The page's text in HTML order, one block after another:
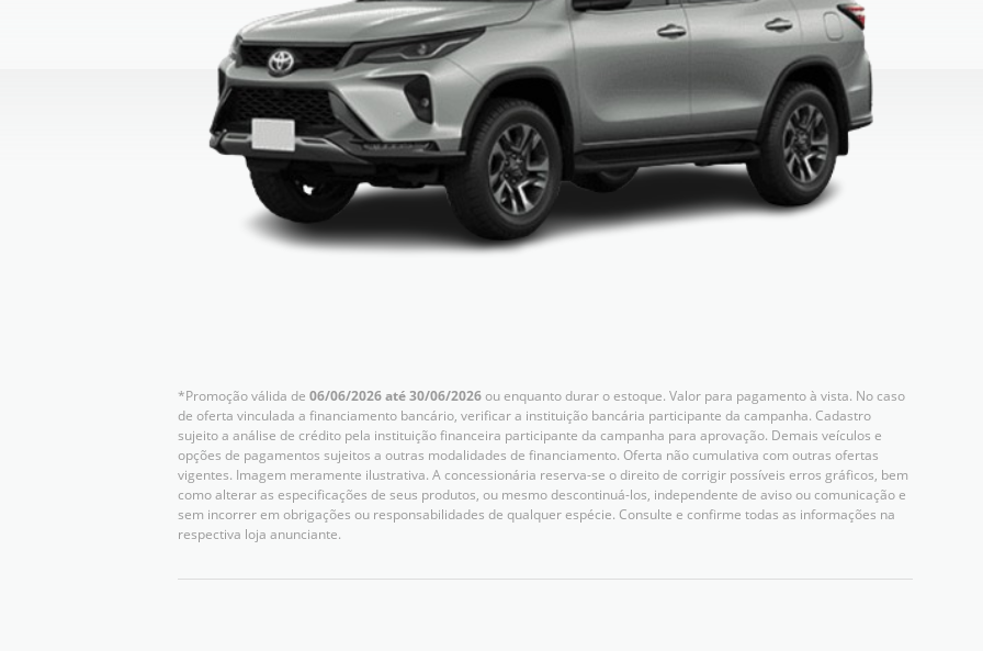
*Promoção válida de 06/06/2026 até 30/06/2026ou enquanto durar o estoque. Valor para pagamento à vista. No caso
de oferta vinculada a financiamento bancário, verificar a instituição bancária participante da campanha. Cadastro
sujeito a análise de crédito pela instituição financeira participante da campanha para aprovação. Demais veículos e
opções de pagamentos sujeitos a outras modalidades de financiamento. Oferta não cumulativa com outras ofertas
vigentes. Imagem meramente ilustrativa. A concessionária reserva-se o direito de corrigir possíveis erros gráficos, bem
como alterar as especificações de seus produtos, ou mesmo descontinuá-los, independente de aviso ou comunicação e
sem incorrer em obrigações ou responsabilidades de qualquer espécie. Consulte e confirme todas as informações na
respectiva loja anunciante.